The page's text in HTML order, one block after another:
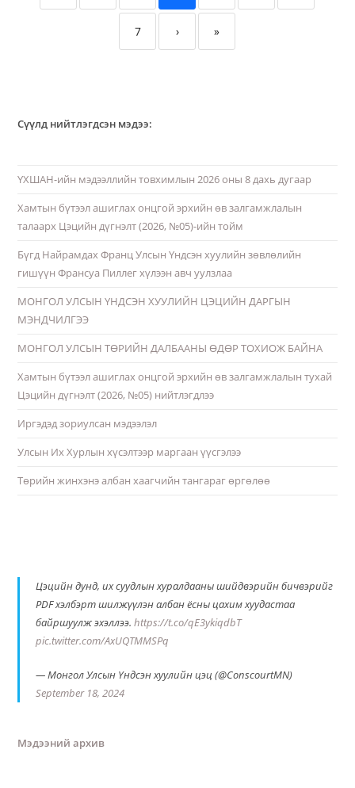
7 › »
Сүүлд нийтлэгдсэн мэдээ:
ҮХШАН-ийн мэдээллийн товхимлын 2026 оны 8 дахь дугаар
Хамтын бүтээл ашиглах онцгой эрхийн өв залгамжлалын
талаарх Цэцийн дүгнэлт (2026, №05)-ийн тойм
Бүгд Найрамдах Франц Улсын Үндсэн хуулийн зөвлөлийн
гишүүн Франсуа Пиллег хүлээн авч уулзлаа
МОНГОЛ УЛСЫН ҮНДСЭН ХУУЛИЙН ЦЭЦИЙН ДАРГЫН
МЭНДЧИЛГЭЭ
МОНГОЛ УЛСЫН ТӨРИЙН ДАЛБААНЫ ӨДӨР ТОХИОЖ БАЙНА
Хамтын бүтээл ашиглах онцгой эрхийн өв залгамжлалын тухай
Цэцийн дүгнэлт (2026, №05) нийтлэгдлээ
Иргэдэд зориулсан мэдээлэл
Улсын Их Хурлын хүсэлтээр маргаан үүсгэлээ
Төрийн жинхэнэ албан хаагчийн тангараг өргөлөө
Цэцийн дунд, их суудлын хуралдааны шийдвэрийн бичвэрийг
PDF хэлбэрт шилжүүлэн албан ёсны цахим хуудастаа
байршуулж эхэллээ.https://t.co/qE3ykiqdbT
pic.twitter.com/AxUQTMMSPq
— Монгол Улсын Үндсэн хуулийн цэц (@ConscourtMN)
September 18, 2024
Мэдээний архив